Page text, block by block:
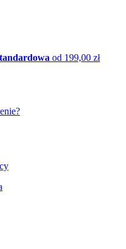
od 199,00 zł